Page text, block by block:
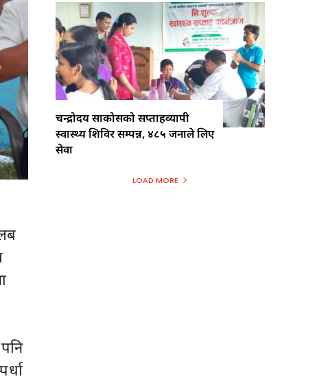
चन्द्रोदय साकोसको सप्ताहव्यापी
स्वास्थ्य शिविर सम्पन्न, ४८५ जनाले लिए
सेवा
LOAD MORE